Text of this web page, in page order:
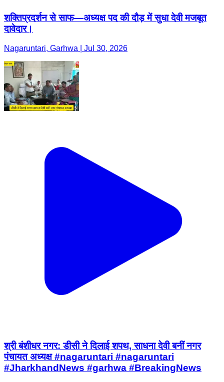
शक्तिप्रदर्शन से साफ—अध्यक्ष पद की दौड़ में सुधा देवी मजबूत
दावेदार।
Nagaruntari, Garhwa | Jul 30, 2026
श्री बंशीधर नगर: डीसी ने दिलाई शपथ, साधना देवी बनीं नगर
पंचायत अध्यक्ष #nagaruntari #nagaruntari
#JharkhandNews #garhwa #BreakingNews